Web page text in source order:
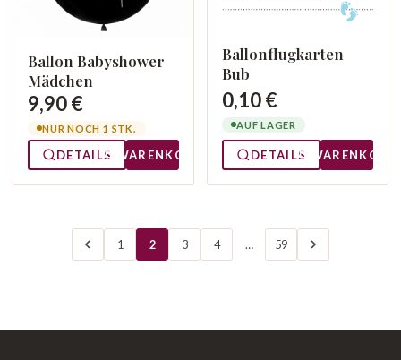
Ballon Babyshower
Mädchen
9,90 €
NUR NOCH 1 STK.
DETAILS WARENKORB
Ballonflugkarten
Bub
0,10 €
AUF LAGER
DETAILS WARENKORB
1 2 3 4 … 59